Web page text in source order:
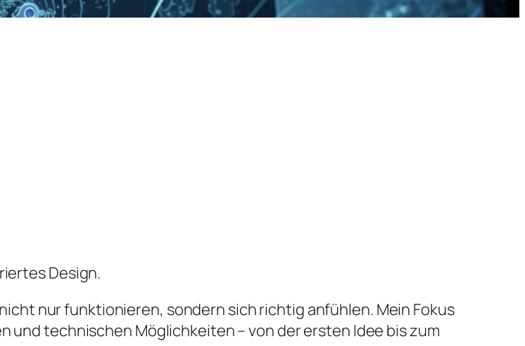
Design.
nur funktionieren, sondern sich richtig anfühlen. Mein Fokus
technischen Möglichkeiten – von der ersten Idee bis zum